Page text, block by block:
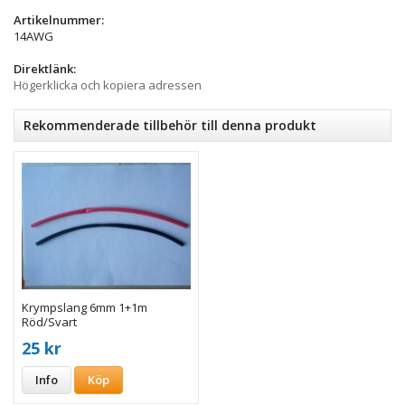
Artikelnummer:
14AWG
Direktlänk:
Högerklicka och kopiera adressen
Rekommenderade tillbehör till denna produkt
Krympslang 6mm 1+1m
Röd/Svart
25 kr
Info Köp